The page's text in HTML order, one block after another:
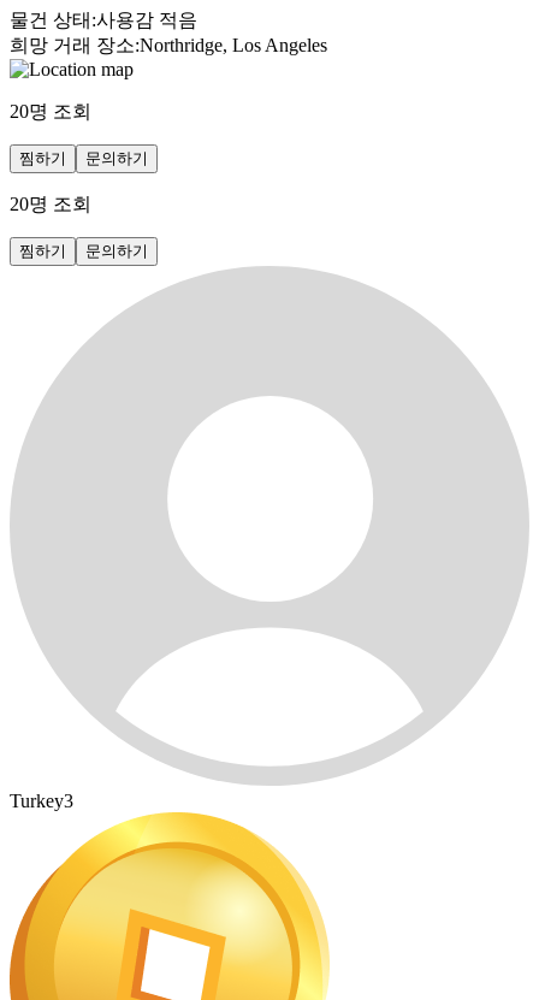
물건 상태 :사용감 적음
희망 거래 장소:Northridge, Los Angeles
20명 조회
찜하기 문의하기
20명 조회
찜하기 문의하기
Turkey3